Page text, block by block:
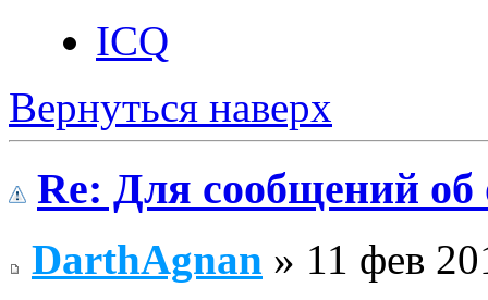
ICQ
Вернуться наверх
Re: Для сообщений
DarthAgnan » 11 фев